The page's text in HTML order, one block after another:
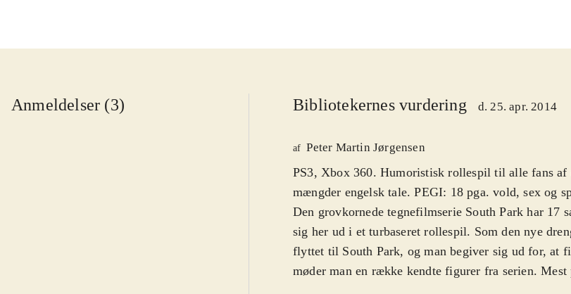
Anmeldelser (3) Bibliotekernes vurdering d. 25. apr. 2014
af Peter Martin Jørgensen
PS3, Xbox 360. Humoristisk rollespil til alle fans af
mængder engelsk tale. PEGI: 18 pga. vold, sex og
Den grovkornede tegnefilmserie South Park har 17
sig her ud i et turbaseret rollespil. Som den nye
flyttet til South Park, og man begiver sig ud for, at
møder man en række kendte figurer fra serien.